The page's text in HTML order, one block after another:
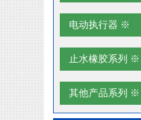
电动执行器 ※
止水橡胶系列 ※
其他产品系列 ※